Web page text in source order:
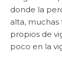
donde la
alta, muchas
propios de
poco en la